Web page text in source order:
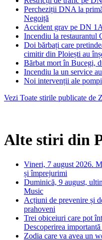
Percheziții DNA la
Negoiță
Accident grav pe DN 1A
Incendiu la restaurantul
Doi bărbați care
cimitir din Ploiești au
Bărbat mort în Bucegi,
Incendiu la un service
Noi intervenții ale
Vezi Toate stirile publicate de
Alte stiri din
Vineri, 7 august 2026.
și împrejurimi
Duminică, 9 august,
Music
Acțiuni de prevenire și
prahoveni
Trei obiceiuri care pot
Descoperirea
Zodia care va avea un